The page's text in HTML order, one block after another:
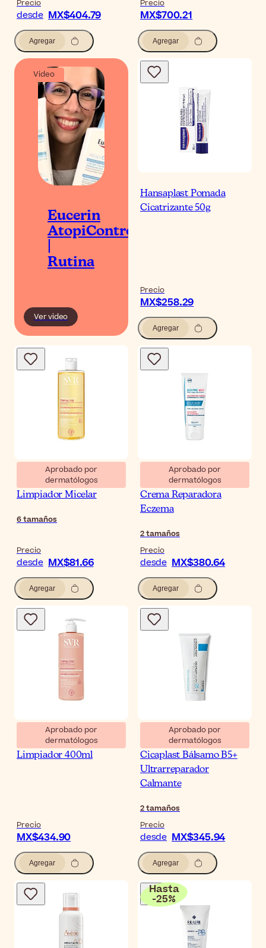
Precio
desde MX$404.79
Agregar
Precio
MX$700.21
Agregar
Video
Eucerin
AtopiControl
Rutina
Ver video
Hansaplast Pomada
Cicatrizante 50g
Precio
MX$258.29
Agregar
Aprobado por
dermatólogos
SVR Topialyse Aceite
Limpiador Micelar
6tamaños
Precio
desde MX$81.66
Agregar
Aprobado por
dermatólogos
Ducray Dexyane MeD
Crema Reparadora
Eczema
2tamaños
Precio
desde MX$380.64
Agregar
Aprobado por
dermatólogos
SVR Topialyse Bálsamo
Limpiador 400ml
Precio
MX$434.90
Agregar
Aprobado por
dermatólogos
La Roche-Posay
Cicaplast Bálsamo B5+
Ultrarreparador
Calmante
2tamaños
Precio
desde MX$345.94
Agregar
Hasta
-25%